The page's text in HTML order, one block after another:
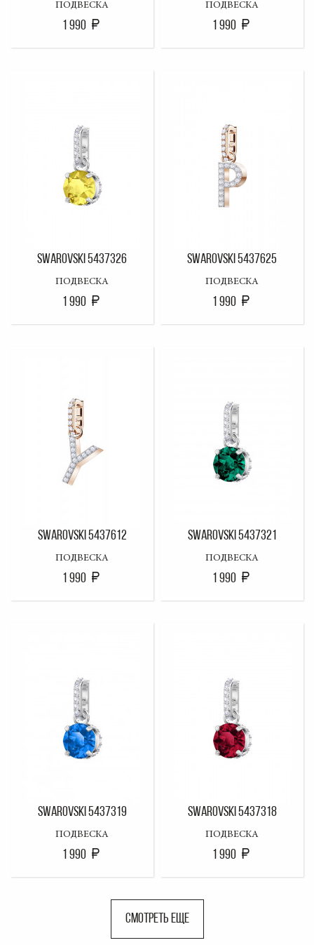
ПОДВЕСКА
1 990
ПОДВЕСКА
1 990
SWAROVSKI 5437326
ПОДВЕСКА
1 990
SWAROVSKI 5437625
ПОДВЕСКА
1 990
SWAROVSKI 5437612
ПОДВЕСКА
1 990
SWAROVSKI 5437321
ПОДВЕСКА
1 990
SWAROVSKI 5437319
ПОДВЕСКА
1 990
SWAROVSKI 5437318
ПОДВЕСКА
1 990
СМОТРЕТЬ ЕЩЕ